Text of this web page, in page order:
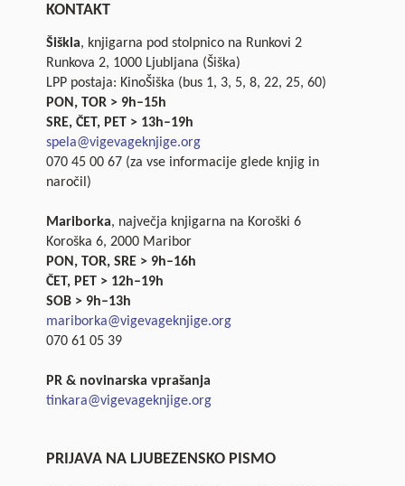
KONTAKT
Šiškla, knjigarna pod stolpnico na Runkovi 2
Runkova 2, 1000 Ljubljana (Šiška)
LPP postaja: KinoŠiška (bus 1, 3, 5, 8, 22, 25, 60)
PON, TOR > 9h–15h
SRE, ČET, PET > 13h–19h
spela@vigevageknjige.org
070 45 00 67 (za vse informacije glede knjig in
naročil)
Mariborka, največja knjigarna na Koroški 6
Koroška 6, 2000 Maribor
PON, TOR, SRE > 9h–16h
ČET, PET > 12h–19h
SOB > 9h–13h
mariborka@vigevageknjige.org
070 61 05 39
PR & novinarska vprašanja
tinkara@vigevageknjige.org
PRIJAVA NA LJUBEZENSKO PISMO